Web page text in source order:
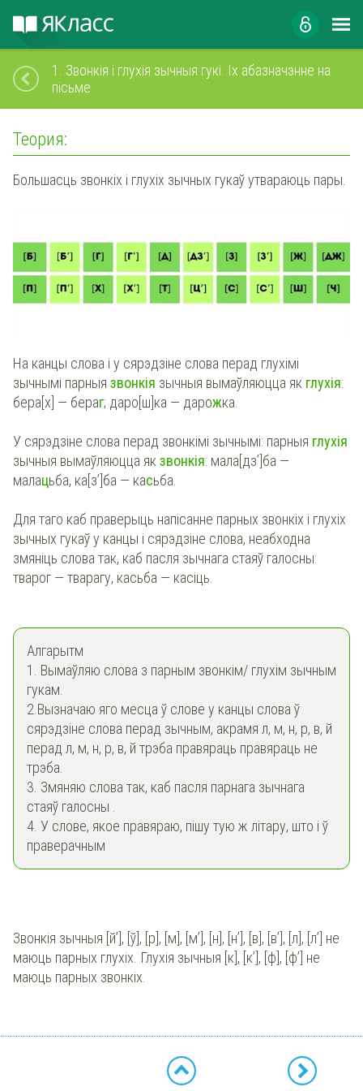
1.
Звонкія і глухія зычныя гукі. Іх абазначэнне на
пісьме
Теория:
Большасць звонкіх і глухіх зычных гукаў утвараюць пары.
На канцы слова і у сярэдзіне слова перад глухімі
зычнымі парныя звонкія зычныя вымаўляюцца як глухія:
бера[х] — бераг; даро[ш]ка — дарожка.
У сярэдзіне слова перад звонкімі зычнымі: парныя глухія
зычныя вымаўляюцца як звонкія: мала[дз’]ба —
малацьба, ка[з’]ба — касьба.
Для таго каб праверыць напісанне парных звонкіх і глухіх
зычных гукаў у канцы і сярэдзіне слова, неабходна
змяніць слова так, каб пасля зычнага стаяў галосны:
тварог — тварагу, касьба — касіць.
Алгарытм
1. Вымаўляю слова з парным звонкім/ глухім зычным
гукам.
2.Вызначаю яго месца ў слове у канцы слова ў
сярэдзіне слова перад зычным, акрамя л, м, н, р, в, й
перад л, м, н, р, в, й трэба правяраць правяраць не
трэба.
3. Змяняю слова так, каб пасля парнага зычнага
стаяў галосны .
4. У слове, якое правяраю, пішу тую ж літару, што і ў
праверачным
Звонкія зычныя [й’], [ў], [р], [м], [м’], [н], [н’], [в], [в’], [л], [л’] не
маюць парных глухіх. Глухія зычныя [к], [к’], [ф], [ф’] не
маюць парных звонкіх.